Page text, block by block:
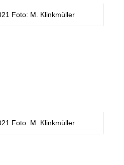
Foto: M. Klinkmüller
Foto: M. Klinkmüller